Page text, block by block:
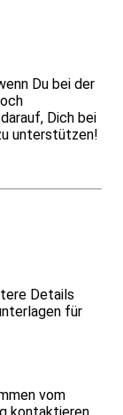
Du bei der
Dich bei
unterstützen!
Details
für
vom